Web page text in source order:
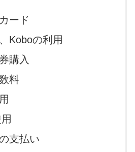
ード
Koboの利用
購入
料
支払い